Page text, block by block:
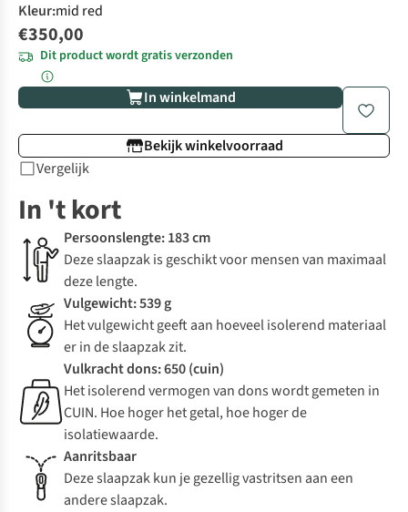
Kleur:mid red
€350,00
Dit product wordt gratis verzonden
In winkelmand
Bekijk winkelvoorraad
Vergelijk
In 't kort
Persoonslengte: 183 cm
Deze slaapzak is geschikt voor mensen van maximaal
deze lengte.
Vulgewicht: 539 g
Het vulgewicht geeft aan hoeveel isolerend materiaal
er in de slaapzak zit.
Vulkracht dons: 650 (cuin)
Het isolerend vermogen van dons wordt gemeten in
CUIN. Hoe hoger het getal, hoe hoger de
isolatiewaarde.
Aanritsbaar
Deze slaapzak kun je gezellig vastritsen aan een
andere slaapzak.